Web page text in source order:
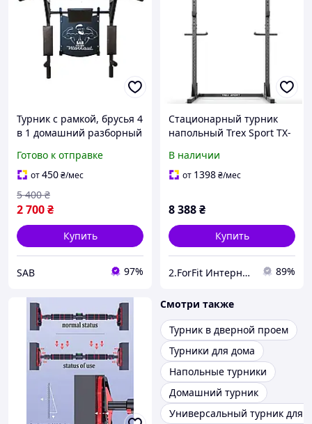
Турник с рамкой, брусья 4
в 1 домашний разборный
дома и офиса
Готово к отправке
от450₴/мес
2 700₴
5 400 ₴
Купить
SAB 97%
Стационарный турник
напольный Trex Sport TX-
упражнений, фитнеса,
дома, спортзала и
В наличии
от 1398₴/мес
8 388₴
Купить
2.ForFit Интернет-магазин спортивных товаров 89%
Смотри также
Турник в дверной проем
Турники для дома
Напольные турники
Домашний турник
Универсальный турник для